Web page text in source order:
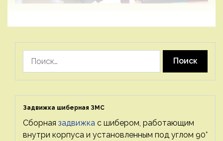
Задвижка шиберная ЗМС
Сборная задвижка с шибером, работающим
внутри корпуса и установленным под углом 90°